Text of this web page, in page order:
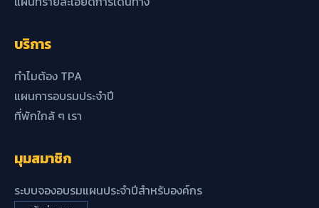
บริการ
ทำไมต้อง TPA
แผนการอบรมประจำปี
ที่พักใกล้ ๆ เรา
มุมสมาชิก
ระบบจองอบรมแผนประจำปีสำหรับองค์กร